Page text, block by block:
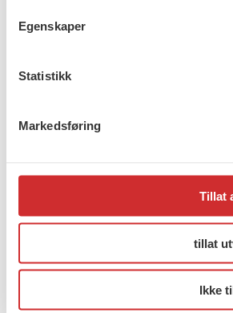
Egenskaper
Statistikk
Markedsføring
Tillat
tillat
Ikke
politisk med dette feltet?
Jeg meldte meg inn i FO på 90-
både er ei fagforening og et
jobber bra på mange områder,
enda bedre med å løfte frem
kunnskap og kompetanse. Det er
kunnskap om hva sosialarbeidere